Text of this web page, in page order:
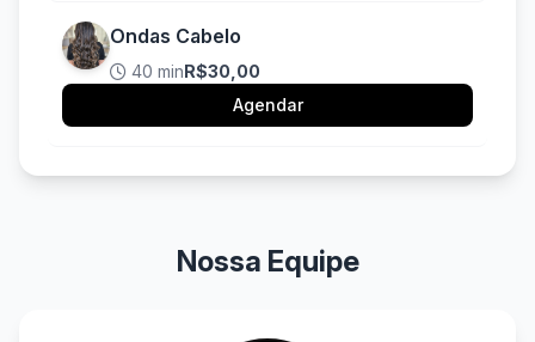
Ondas Cabelo
40 minR$30,00
Agendar
Nossa Equipe